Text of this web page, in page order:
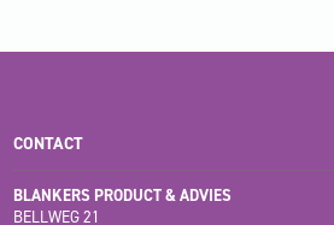
2.0,
CONTACT
BLANKERS PRODUCT & ADVIES
BELLWEG 21